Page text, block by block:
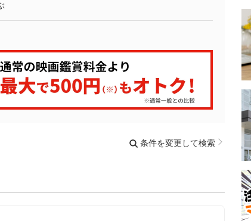
条件を変更して検索